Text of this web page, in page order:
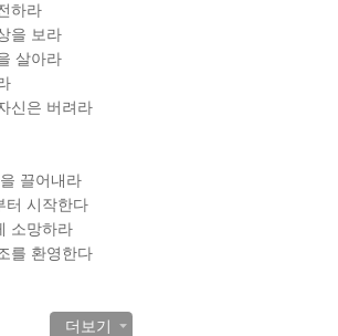
하라
을 보라
살아라
신은 버려라
끌어내라
터 시작한다
소망하라
를 환영한다
더보기